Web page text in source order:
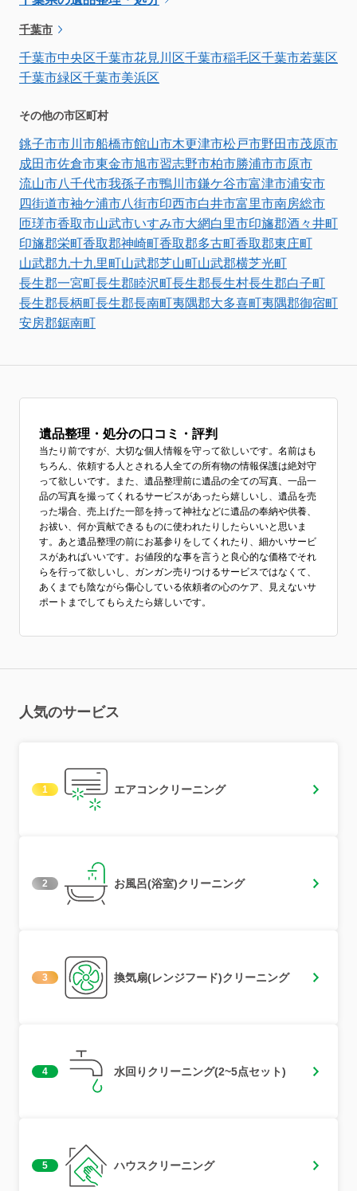
千葉市
千葉市中央区千葉市花見川区千葉市稲毛区千葉市若葉区
千葉市緑区千葉市美浜区
その他の市区町村
銚子市市川市船橋市館山市木更津市松戸市野田市茂原市
成田市佐倉市東金市旭市習志野市柏市勝浦市市原市
流山市八千代市我孫子市鴨川市鎌ケ谷市富津市浦安市
四街道市袖ケ浦市八街市印西市白井市富里市南房総市
匝瑳市香取市山武市いすみ市大網白里市印旛郡酒々井町
印旛郡栄町香取郡神崎町香取郡多古町香取郡東庄町
山武郡九十九里町山武郡芝山町山武郡横芝光町
長生郡一宮町長生郡睦沢町長生郡長生村長生郡白子町
長生郡長柄町長生郡長南町夷隅郡大多喜町夷隅郡御宿町
安房郡鋸南町
遺品整理・処分の口コミ・評判
当たり前ですが、大切な個人情報を守って欲しいです。名前はも
ちろん、依頼する人とされる人全ての所有物の情報保護は絶対守
って欲しいです。また、遺品整理前に遺品の全ての写真、一品一
品の写真を撮ってくれるサービスがあったら嬉しいし、遺品を売
った場合、売上げた一部を持って神社などに遺品の奉納や供養、
お祓い、何か貢献できるものに使われたりしたらいいと思いま
す。あと遺品整理の前にお墓参りをしてくれたり、細かいサービ
スがあればいいです。お値段的な事を言うと良心的な価格でそれ
らを行って欲しいし、ガンガン売りつけるサービスではなくて、
あくまでも陰ながら傷心している依頼者の心のケア、見えないサ
ポートまでしてもらえたら嬉しいです。
人気のサービス
1 エアコンクリーニング
2 お風呂(浴室)クリーニング
3 換気扇(レンジフード)クリーニング
4 水回りクリーニング(2~5点セット)
5 ハウスクリーニング